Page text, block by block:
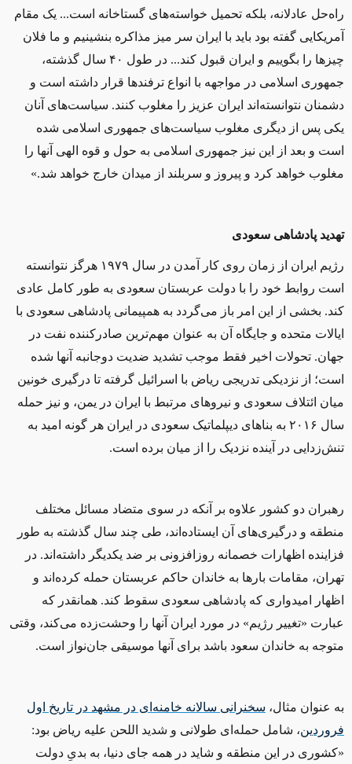
راه‌حل عادلانه، بلکه تحمیل خواسته‌های گستاخانه است... یک مقام
آمریکایی گفته بود باید با ایران سر میز مذاکره بنشینیم و ما فلان
چیزها را بگوییم و ایران قبول کند... در طول ۴۰ سال گذشته،
جمهوری اسلامی در مواجهه با انواع ترفندها قرار داشته است و
دشمنان نتوانسته‌اند ایران عزیز را مغلوب کنند. سیاست‌های آنان
یکی پس از دیگری مغلوب سیاست‌های جمهوری اسلامی شده
است و بعد از این نیز جمهوری اسلامی به حول و قوه الهی آنها را
مغلوب خواهد کرد و پیروز و سربلند از میدان خارج خواهد شد.
»
تهدید پادشاهی سعودی
رژیم ایران از زمان روی کار آمدن در سال ۱۹۷۹ هرگز نتوانسته
است روابط خود را با دولت عربستان سعودی به طور کامل عادی
کند. بخشی از این امر باز می‌گردد به همپیمانی پادشاهی سعودی با
ایالات متحده و جایگاه آن به عنوان مهم‌ترین صادرکننده نفت در
جهان. تحولات اخیر فقط موجب تشدید ضدیت دوجانبه آنها شده
است؛ از نزدیکی تدریجی ریاض با اسرائیل گرفته تا درگیری خونین
میان ائتلاف سعودی و نیروهای مرتبط با ایران در یمن، و نیز حمله
سال ۲۰۱۶ به بناهای دیپلماتیک سعودی در ایران هر گونه امید به
تنش‌زدایی در آینده‌ نزدیک را از میان برده است.
رهبران دو کشور علاوه بر آنکه در سوی متضاد مسائل مختلف
منطقه و درگیری‌های آن ایستاده‌اند، طی چند سال گذشته به طور
فزاینده اظهارات خصمانه روزافزونی بر ضد یکدیگر داشته‌اند. در
تهران، مقامات بارها به خاندان حاكم عربستان حمله کرده‌اند و
اظهار امیدواری كه پادشاهی سعودی سقوط كند. همانقدر که
عبارت «تغییر رژیم» در مورد ایران آنها را وحشت‌زده می‌کند، وقتی
متوجه به خاندان سعود باشد برای آنها موسیقی جان‌نواز است.
به عنوان مثال، سخنرانی سالانه خامنه‌ای در مشهد در تاریخ اول
فروردین، شامل حمله‌ای طولانی و شدید اللحن علیه ریاض بود:
«کشوری در این منطقه و شاید در همه جای دنیا، به بدیِ دولت